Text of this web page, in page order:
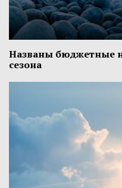
Названы бюджетные
сезона